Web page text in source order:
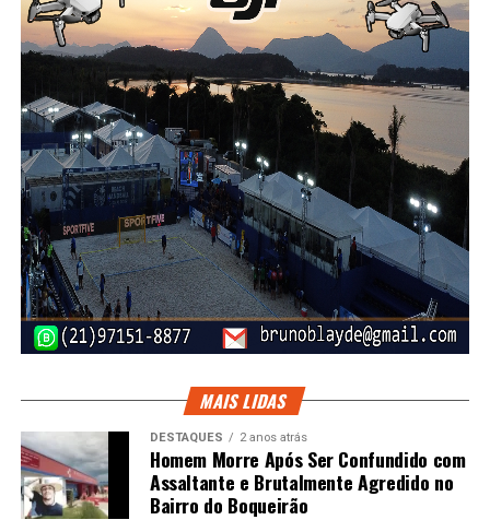
MAIS LIDAS
DESTAQUES 2 anos atrás
Homem Morre Após Ser Confundido com
Assaltante e Brutalmente Agredido no
Bairro do Boqueirão